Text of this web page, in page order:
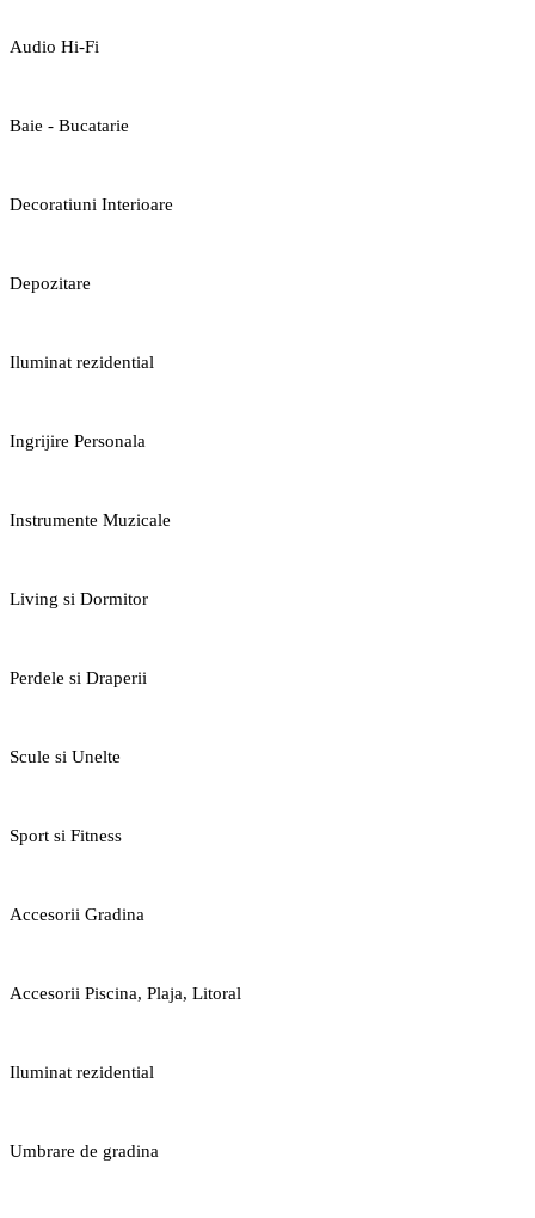
Audio Hi-Fi
Baie - Bucatarie
Decoratiuni Interioare
Depozitare
Iluminat rezidential
Ingrijire Personala
Instrumente Muzicale
Living si Dormitor
Perdele si Draperii
Scule si Unelte
Sport si Fitness
Accesorii Gradina
Accesorii Piscina, Plaja, Litoral
Iluminat rezidential
Umbrare de gradina